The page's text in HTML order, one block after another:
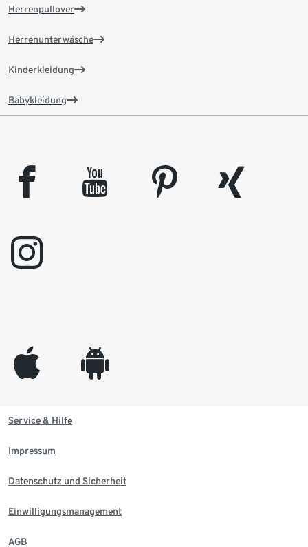
Herrenpullover
Herrenunterwäsche
Kinderkleidung
Babykleidung
facebook youtube pinterest
xing
instagram
appleinc android
Service & Hilfe
Impressum
Datenschutz und Sicherheit
Einwilligungsmanagement
AGB